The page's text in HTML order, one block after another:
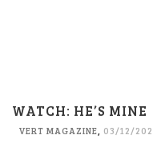
WATCH: HE’S MINE
VERT MAGAZINE, 03/12/